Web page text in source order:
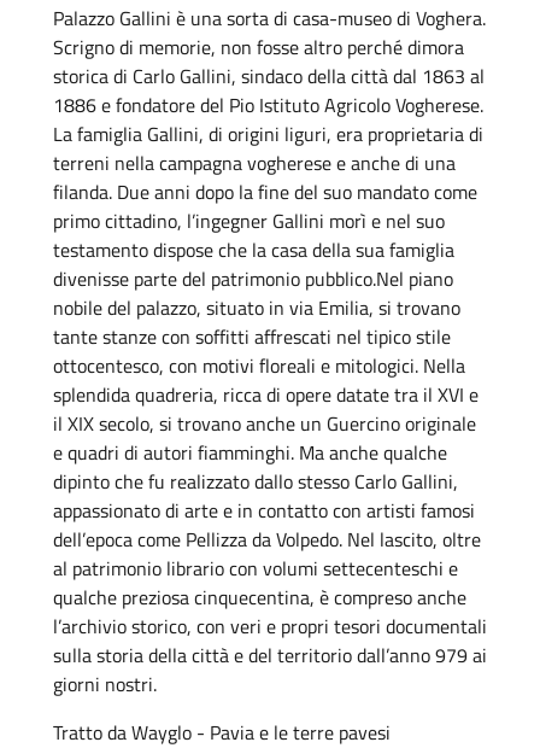
Palazzo Gallini è una sorta di casa-museo di Voghera.
Scrigno di memorie, non fosse altro perché dimora
storica di Carlo Gallini, sindaco della città dal 1863 al
1886 e fondatore del Pio Istituto Agricolo Vogherese.
La famiglia Gallini, di origini liguri, era proprietaria di
terreni nella campagna vogherese e anche di una
filanda. Due anni dopo la fine del suo mandato come
primo cittadino, l’ingegner Gallini morì e nel suo
testamento dispose che la casa della sua famiglia
divenisse parte del patrimonio pubblico.Nel piano
nobile del palazzo, situato in via Emilia, si trovano
tante stanze con soffitti affrescati nel tipico stile
ottocentesco, con motivi floreali e mitologici. Nella
splendida quadreria, ricca di opere datate tra il XVI e
il XIX secolo, si trovano anche un Guercino originale
e quadri di autori fiamminghi. Ma anche qualche
dipinto che fu realizzato dallo stesso Carlo Gallini,
appassionato di arte e in contatto con artisti famosi
dell’epoca come Pellizza da Volpedo. Nel lascito, oltre
al patrimonio librario con volumi settecenteschi e
qualche preziosa cinquecentina, è compreso anche
l’archivio storico, con veri e propri tesori documentali
sulla storia della città e del territorio dall’anno 979 ai
giorni nostri.
Tratto da Wayglo - Pavia e le terre pavesi